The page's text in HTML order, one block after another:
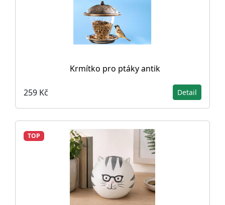
Krmítko pro ptáky antik
259 Kč Detail
TOP